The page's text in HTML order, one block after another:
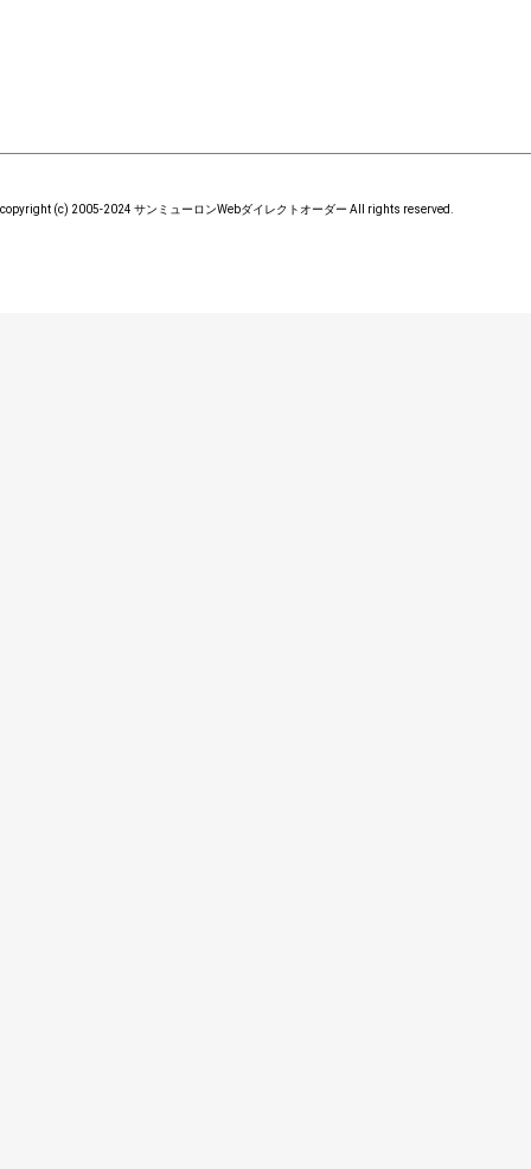
copyright (c) 2005-2024 サンミューロンWebダイレクトオーダー All rights reserved.